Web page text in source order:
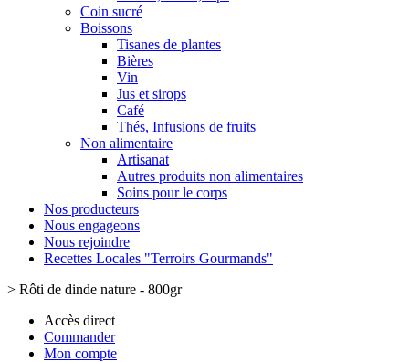
Coin sucré
Boissons
Tisanes de plantes
Bières
Vin
Jus et sirops
Café
Thés, Infusions de fruits
Non alimentaire
Artisanat
Autres produits non alimentaires
Soins pour le corps
Nos producteurs
Nous engageons
Nous rejoindre
Recettes Locales "Terroirs Gourmands"
> Rôti de dinde nature - 800gr
Accès direct
Commander
Mon compte